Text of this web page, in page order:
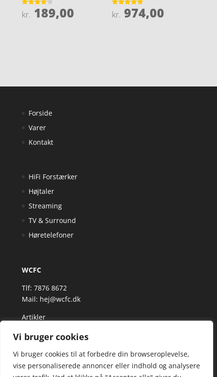
Vi bruger cookies
Vi bruger cookies til at forbedre din browseroplevelse,
vise personaliserede annoncer eller indhold og analysere
Vurderet
4.2
kr. 189,00
Vurderet
4.9
kr. 974,00
Forside
Varer
Kontakt
HiFi Forstærker
Højtaler
Streaming
TV & Surround
Høretelefoner
WCFC
Tlf: 7876 8672
Mail: hej@wcfc.dk
Artikler